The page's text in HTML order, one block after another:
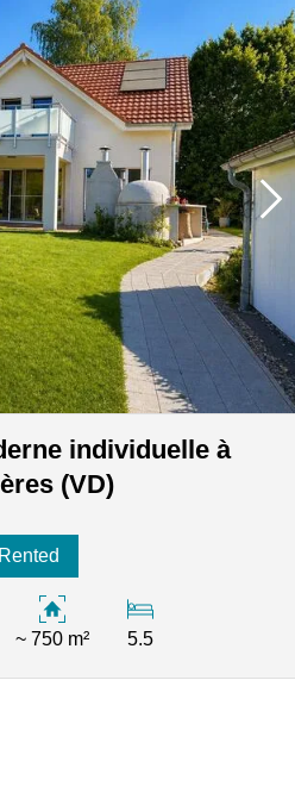
individuelle à
(VD)
Rented
~ 750 m² 5.5